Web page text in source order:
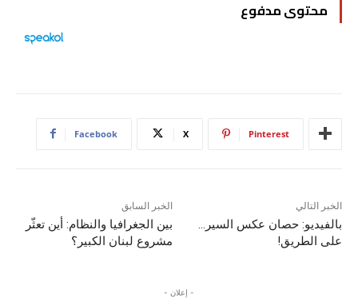
محتوى مدفوع
Facebook X Pinterest
الخبر السابق
بين الجغرافيا والنظام: أين تعثّر
مشروع لبنان الكبير؟
الخبر التالي
بالفيديو: حصان عكس السير…
على الطريق!
- إعلان -